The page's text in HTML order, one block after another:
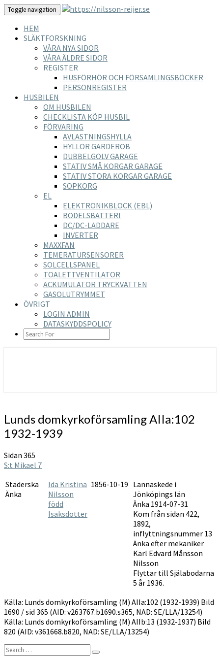
Toggle navigation
HEM
SLÄKTFORSKNING
VÅRA NYA SIDOR
VÅRA ÄLDRE SIDOR
REGISTER
HUSFÖRHÖR OCH FÖRSAMLINGSBÖCKER
PERSONREGISTER
HUSBILEN
OM HUSBILEN
CHECKLISTA KÖP HUSBIL
FÖRVARING
AVLASTNINGSHYLLA
HYLLOR GARDEROB
DUBBELGOLV GARAGE
STATIV SMÅ KORGAR GARAGE
STATIV STORA KORGAR GARAGE
SOPKORG
EL
ELEKTRONIKBLOCK (EBL)
BODELSBATTERI
DC/DC-LADDARE
INVERTER
MAXXFAN
TEMERATURSENSORER
SOLCELLSPANEL
TOALETTVENTILATOR
ACKUMULATOR TRYCKVATTEN
GASOLUTRYMMET
ÖVRIGT
LOGIN ADMIN
DATASKYDDSPOLICY
SEARCH
ICON
Lunds
domkyrkoförsamling
AIIa:102
1939
Lunds domkyrkoförsamling AIIa:102
1932-1939
Sidan 365
S:t Mikael 7
Städerska
Änka
Ida Kristina
Nilsson
född
Isaksdotter
1856-10-19 Lannaskede i
Jönköpings län
Änka 1914-07-31
Kom från sidan 422,
1892,
inflyttningsnummer 13
Änka efter mekaniker
Karl Edvard Månsson
Nilsson
Flyttar till Själabodarna
5 år 1936.
Källa: Lunds domkyrkoförsamling (M) AIIa:102 (1932-1939) Bild
1690 / sid 365 (AID: v263767.b1690.s365, NAD: SE/LLA/13254)
Källa: Lunds domkyrkoförsamling (M) AIIb:13 (1932-1937) Bild
820 (AID: v361668.b820, NAD: SE/LLA/13254)
Search
for:
Search